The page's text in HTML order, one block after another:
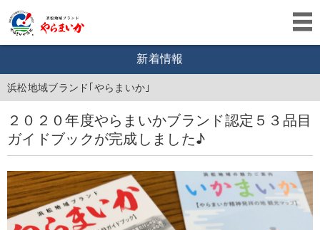
新着情報
浜松地域ブランド｢やらまいか｣
２０２０年度やらまいかブランド認定５３品目
ガイドブックが完成しました♪